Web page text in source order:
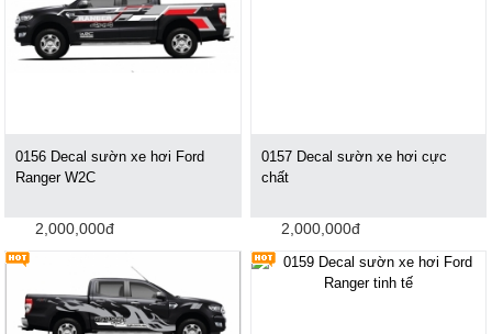
0156 Decal sườn xe hơi Ford
Ranger W2C
2,000,000đ
0157 Decal sườn xe hơi cực
chất
2,000,000đ